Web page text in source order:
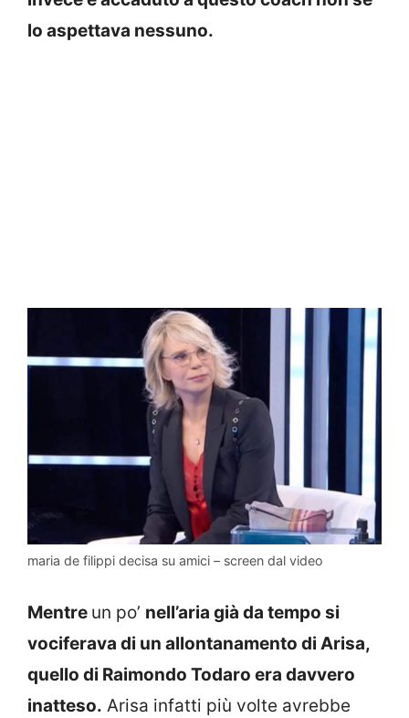
lo aspettava nessuno.
maria de filippi decisa su amici – screen dal video
Mentre un po’ nell’aria già da tempo si
vociferava di un allontanamento di Arisa,
quello di Raimondo Todaro era davvero
inatteso. Arisa infatti più volte avrebbe